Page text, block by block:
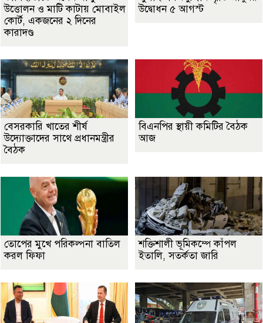
উত্তোলন ও মাটি কাটায় মোবাইল
কোর্ট, একজনের ২ দিনের
কারাদণ্ড
উদ্বোধন ৫ আগস্ট
বেসরকারি খাতের শীর্ষ
উদ্যোক্তাদের সাথে প্রধানমন্ত্রীর
বৈঠক
বিএনপির স্থায়ী কমিটির বৈঠক
আজ
তোপের মুখে পরিকল্পনা বাতিল
করল ফিফা
শক্তিশালী ভূমিকম্পে কাঁপল
ইতালি, সতর্কতা জারি